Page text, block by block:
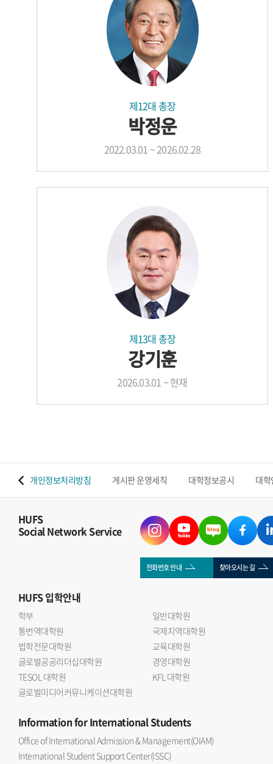
제12대 총장
박정운
2022.03.01 ~ 2026.02.28
제13대 총장
강기훈
2026.03.01 ~ 현재
개인정보처리방침 게시판 운영세칙 대학정보공시 대
HUFS
Social Network Service
전화번호 안내 찾아오시는 길
HUFS입학안내
학부
일반대학원
통번역대학원
국제지역대학원
법학전문대학원
교육대학원
글로벌공공리더십대학원
경영대학원
TESOL 대학원
KFL 대학원
글로벌미디어커뮤니케이션대학원
Informationfor International Students
Office of International Admission & Management(OIAM)
International Student Support Center(ISSC)